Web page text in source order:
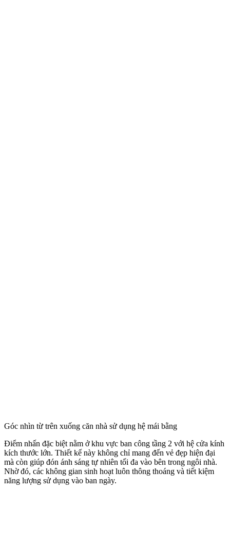
Góc nhìn từ trên xuống căn nhà sử dụng hệ mái bằng
Điểm nhấn đặc biệt nằm ở khu vực ban công tầng 2 với hệ cửa kính
kích thước lớn. Thiết kế này không chỉ mang đến vẻ đẹp hiện đại
mà còn giúp đón ánh sáng tự nhiên tối đa vào bên trong ngôi nhà.
Nhờ đó, các không gian sinh hoạt luôn thông thoáng và tiết kiệm
năng lượng sử dụng vào ban ngày.